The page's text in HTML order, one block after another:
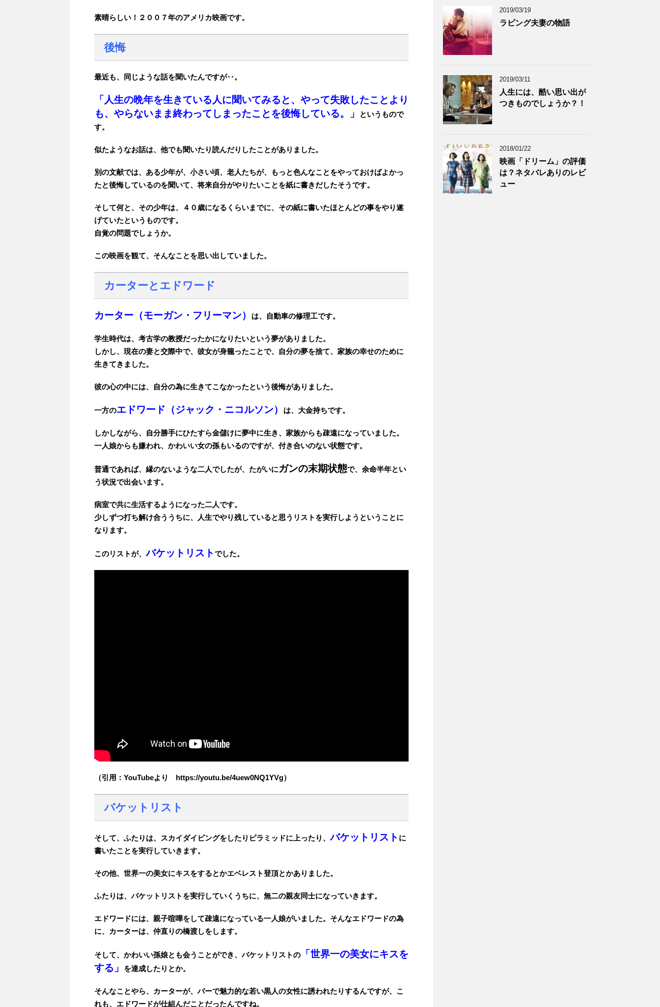
素晴らしい！２００７年のアメリカ映画です。
後悔
最近も、同じような話を聞いたんですが‥。
「人生の晩年を生きている人に聞いてみると、やって失敗したことより
も、やらないまま終わってしまったことを後悔している。」
というもので
す。
似たようなお話は、他でも聞いたり読んだりしたことがありました。
別の文献では、ある少年が、小さい頃、老人たちが、もっと色んなことをやっておけばよかっ
たと後悔しているのを聞いて、将来自分がやりたいことを紙に書きだしたそうです。
そして何と、その少年は、４０歳になるくらいまでに、その紙に書いたほとんどの事をやり遂
げていたというものです。
自覚の問題でしょうか。
この映画を観て、そんなことを思い出していました。
カーターとエドワード
カーター（モーガン・フリーマン） は、自動車の修理工です。
学生時代は、考古学の教授だったかになりたいという夢がありました。
しかし、現在の妻と交際中で、彼女が身籠ったことで、自分の夢を捨て、家族の幸せのために
生きてきました。
彼の心の中には、自分の為に生きてこなかったという後悔がありました。
一方のエドワード（ジャック・ニコルソン） は、大金持ちです。
しかしながら、自分勝手にひたすら金儲けに夢中に生き、家族からも疎遠になっていました。
一人娘からも嫌われ、かわいい女の孫もいるのですが、付き合いのない状態です。
普通であれば、縁のないような二人でしたが、たがいにガンの末期状態で、余命半年とい
う状況で出会います。
病室で共に生活するようになった二人です。
少しずつ打ち解け合ううちに、人生でやり残していると思うリストを実行しようということに
なります。
このリストが、バケットリストでした。
（引用：YouTubeより https://youtu.be/4uew0NQ1YVg）
バケットリスト
そして、ふたりは、スカイダイビングをしたりピラミッドに上ったり、バケットリスト に
書いたことを実行していきます。
その他、世界一の美女にキスをするとかエベレスト登頂とかありました。
ふたりは、バケットリストを実行していくうちに、無二の親友同士になっていきます。
エドワードには、親子喧嘩をして疎遠になっている一人娘がいました。そんなエドワードの為
に、カーターは、仲直りの橋渡しをします。
そして、かわいい孫娘とも会うことができ、バケットリストの
「世界一の美女にキスを
する」
を達成したりとか。
そんなことやら、カーターが、バーで魅力的な若い黒人の女性に誘われたりするんですが、こ
れも、エドワードが仕組んだことだったんですね。
2019/03/19
ラビング夫妻の物語
2019/03/11
人生には、酷い思い出が
つきものでしょうか？！
2018/01/22
映画「ドリーム」の評価
は？ネタバレありのレビ
ュー